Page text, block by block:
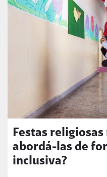
Festas
abordá-las de
inclusiva?